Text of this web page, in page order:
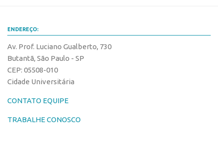
ENDEREÇO:
Av. Prof. Luciano Gualberto, 730
Butantã, São Paulo - SP
CEP: 05508-010
Cidade Universitária
CONTATO EQUIPE
TRABALHE CONOSCO